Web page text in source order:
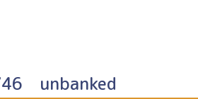
unbanked